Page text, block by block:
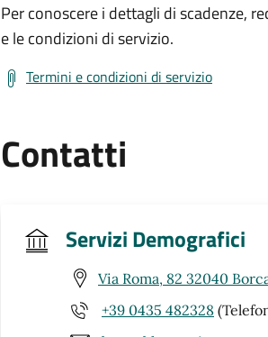
Per conoscere i dettagli di scadenze,
e le condizioni di servizio.
Termini e condizioni di servizio
Contatti
Servizi Demografici
Via Roma, 82 32040
+39 0435 482328